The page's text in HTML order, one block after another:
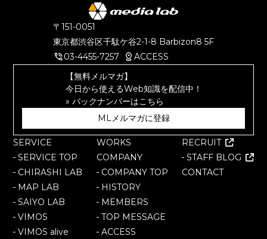
〒151-0051
東京都渋谷区千駄ケ谷2-1-8 Barbizon8 5F
03-4455-7257
ACCESS
【無料メルマガ】
今日から使えるWeb知識を配信中！
» バックナンバーはこちら
MLメルマガに登録
SERVICE
SERVICE TOP
CHIRASHI LAB
MAP LAB
SAIYO LAB
VIMOS
VIMOS alive
WORKS
COMPANY
COMPANY TOP
HISTORY
MEMBERS
TOP MESSAGE
ACCESS
RECRUIT
STAFF BLOG
CONTACT